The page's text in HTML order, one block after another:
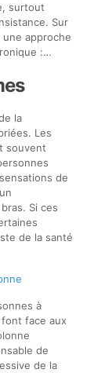
surtout
Sur
approche
:…
la
Les
souvent
de
Si ces
de la santé
à
face aux
de
de la